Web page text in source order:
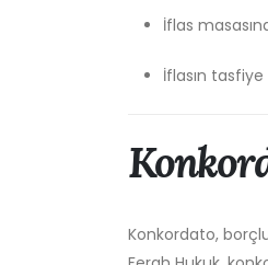
İflas
İflasın
Konkordato,